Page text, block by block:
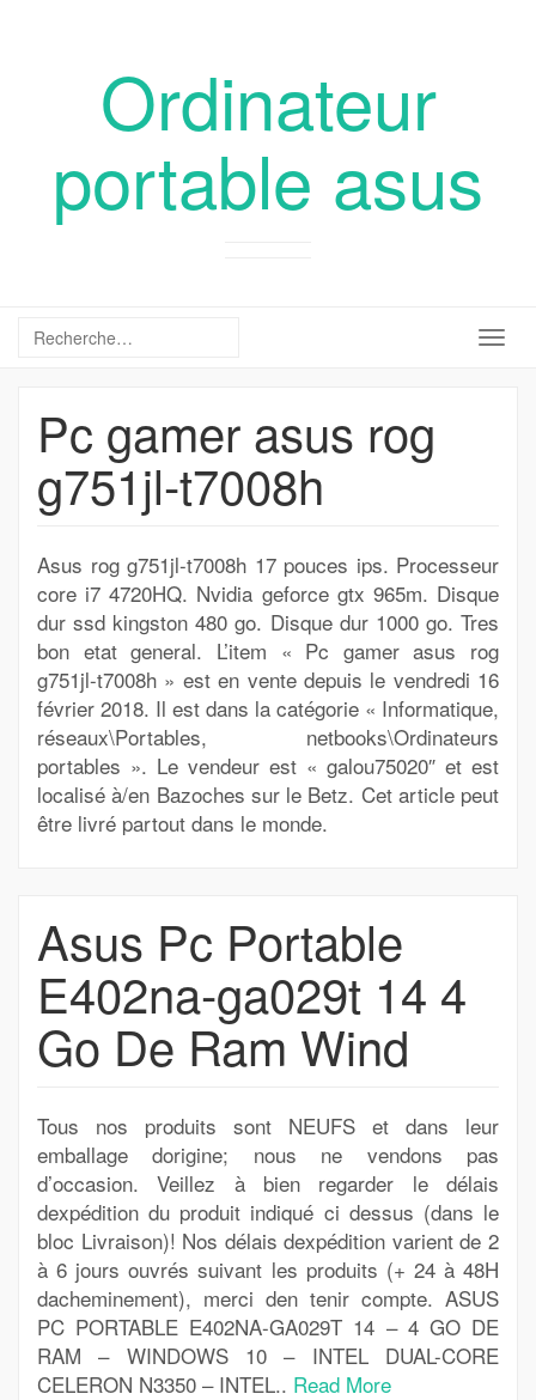
Ordinateur
portable asus
Pc gamer asus rog
g751jl-t7008h
Asus rog g751jl-t7008h 17 pouces ips. Processeur
core i7 4720HQ. Nvidia geforce gtx 965m. Disque
dur ssd kingston 480 go. Disque dur 1000 go. Tres
bon etat general. L’item « Pc gamer asus rog
g751jl-t7008h » est en vente depuis le vendredi 16
février 2018. Il est dans la catégorie « Informatique,
réseaux\Portables, netbooks\Ordinateurs
portables ». Le vendeur est « galou75020″ et est
localisé à/en Bazoches sur le Betz. Cet article peut
être livré partout dans le monde.
Asus Pc Portable
E402na-ga029t 14 4
Go De Ram Wind
Tous nos produits sont NEUFS et dans leur
emballage dorigine; nous ne vendons pas
d’occasion. Veillez à bien regarder le délais
dexpédition du produit indiqué ci dessus (dans le
bloc Livraison)! Nos délais dexpédition varient de 2
à 6 jours ouvrés suivant les produits (+ 24 à 48H
dacheminement), merci den tenir compte. ASUS
PC PORTABLE E402NA-GA029T 14 – 4 GO DE
RAM – WINDOWS 10 – INTEL DUAL-CORE
CELERON N3350 – INTEL.. Read More